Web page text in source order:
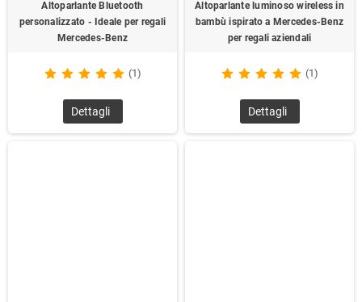
Altoparlante Bluetooth
personalizzato - Ideale per regali
Mercedes-Benz
(1)
Dettagli
Altoparlante luminoso wireless in
bambù ispirato a Mercedes-Benz
per regali aziendali
(1)
Dettagli